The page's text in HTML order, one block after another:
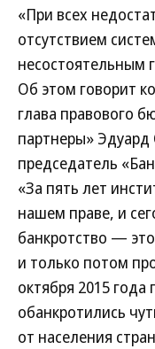
«При всех
отсутствием
несостоятельным
Об этом говорит
глава правового
партнеры» Эдуард
председатель
«За пять лет
нашем праве, и
банкротство —
и только потом
октября 2015 года
обанкротились
от населения